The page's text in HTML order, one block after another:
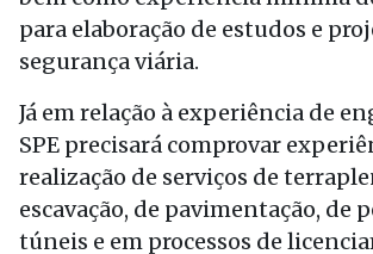
para elaboração de estudos e
segurança viária.
Já em relação à experiência de
SPE precisará comprovar
realização de serviços de
escavação, de pavimentação, de
túneis e em processos de